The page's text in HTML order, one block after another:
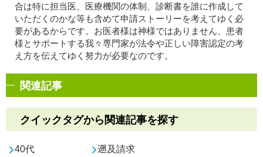
合は特に担当医、医療機関の体制、診断書を誰に作成して
いただくのかな等も含めて申請ストーリーを考えてゆく必
要があるからです。お医者様は神様ではありません、患者
様とサポートする我々専門家が法令や正しい障害認定の考
え方を伝えてゆく努力が必要なのです。
関連記事
クイックタグから関連記事を探す
40代 遡及請求